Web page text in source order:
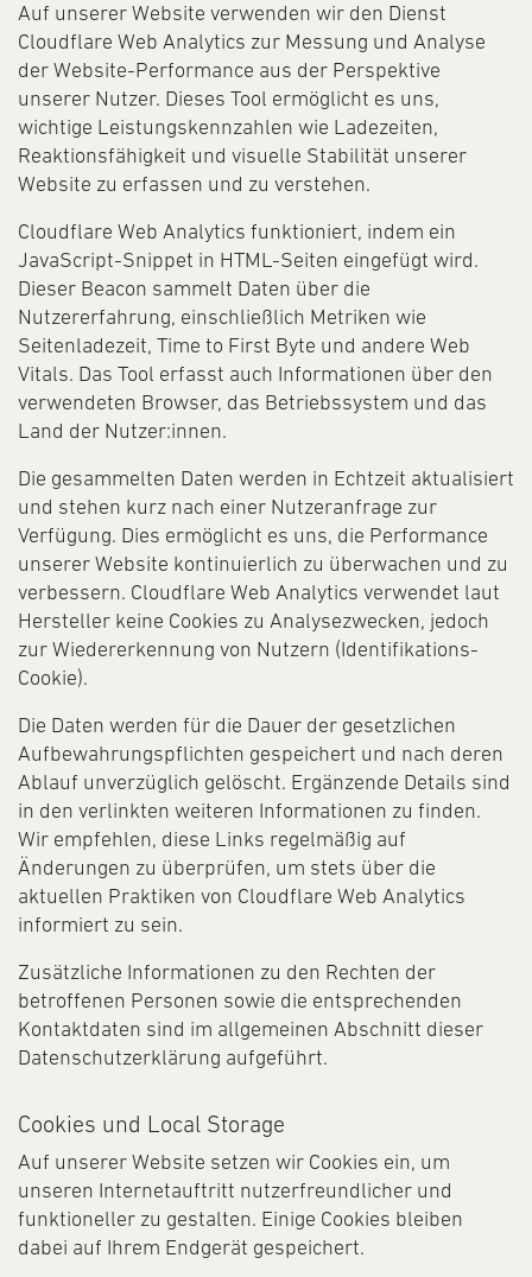
Auf unserer Website verwenden wir den Dienst
Cloudflare Web Analytics zur Messung und Analyse
der Website-Performance aus der Perspektive
unserer Nutzer. Dieses Tool ermöglicht es uns,
wichtige Leistungskennzahlen wie Ladezeiten,
Reaktionsfähigkeit und visuelle Stabilität unserer
Website zu erfassen und zu verstehen.
Cloudflare Web Analytics funktioniert, indem ein
JavaScript-Snippet in HTML-Seiten eingefügt wird.
Dieser Beacon sammelt Daten über die
Nutzererfahrung, einschließlich Metriken wie
Seitenladezeit, Time to First Byte und andere Web
Vitals. Das Tool erfasst auch Informationen über den
verwendeten Browser, das Betriebssystem und das
Land der Nutzer:innen.
Die gesammelten Daten werden in Echtzeit aktualisiert
und stehen kurz nach einer Nutzeranfrage zur
Verfügung. Dies ermöglicht es uns, die Performance
unserer Website kontinuierlich zu überwachen und zu
verbessern. Cloudflare Web Analytics verwendet laut
Hersteller keine Cookies zu Analysezwecken, jedoch
zur Wiedererkennung von Nutzern (Identifikations-
Cookie).
Die Daten werden für die Dauer der gesetzlichen
Aufbewahrungspflichten gespeichert und nach deren
Ablauf unverzüglich gelöscht. Ergänzende Details sind
in den verlinkten weiteren Informationen zu finden.
Wir empfehlen, diese Links regelmäßig auf
Änderungen zu überprüfen, um stets über die
aktuellen Praktiken von Cloudflare Web Analytics
informiert zu sein.
Zusätzliche Informationen zu den Rechten der
betroffenen Personen sowie die entsprechenden
Kontaktdaten sind im allgemeinen Abschnitt dieser
Datenschutzerklärung aufgeführt.
Cookies und Local Storage
Auf unserer Website setzen wir Cookies ein, um
unseren Internetauftritt nutzerfreundlicher und
funktioneller zu gestalten. Einige Cookies bleiben
dabei auf Ihrem Endgerät gespeichert.